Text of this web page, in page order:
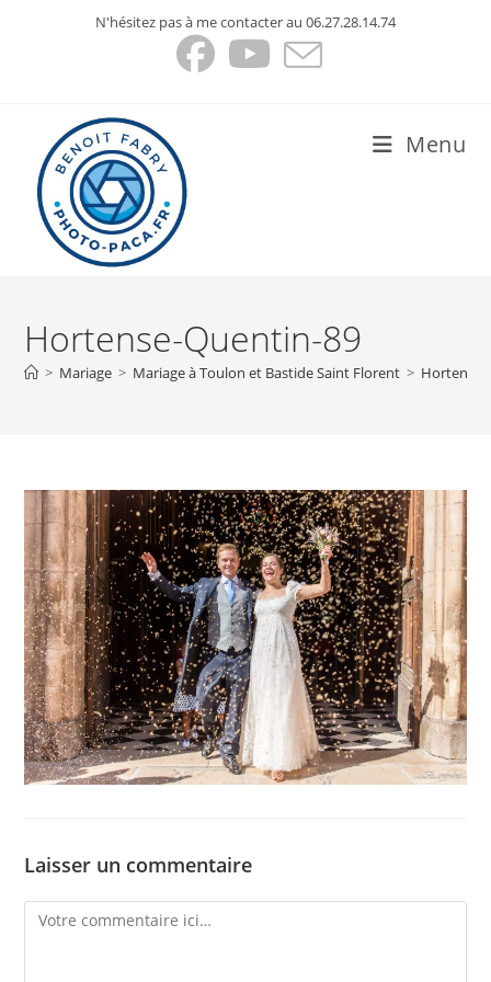
N'hésitez pas à me contacter au 06.27.28.14.74
Menu
Hortense-Quentin-89
> Mariage > Mariage à Toulon et Bastide Saint Florent >
Laisser un commentaire
Comment